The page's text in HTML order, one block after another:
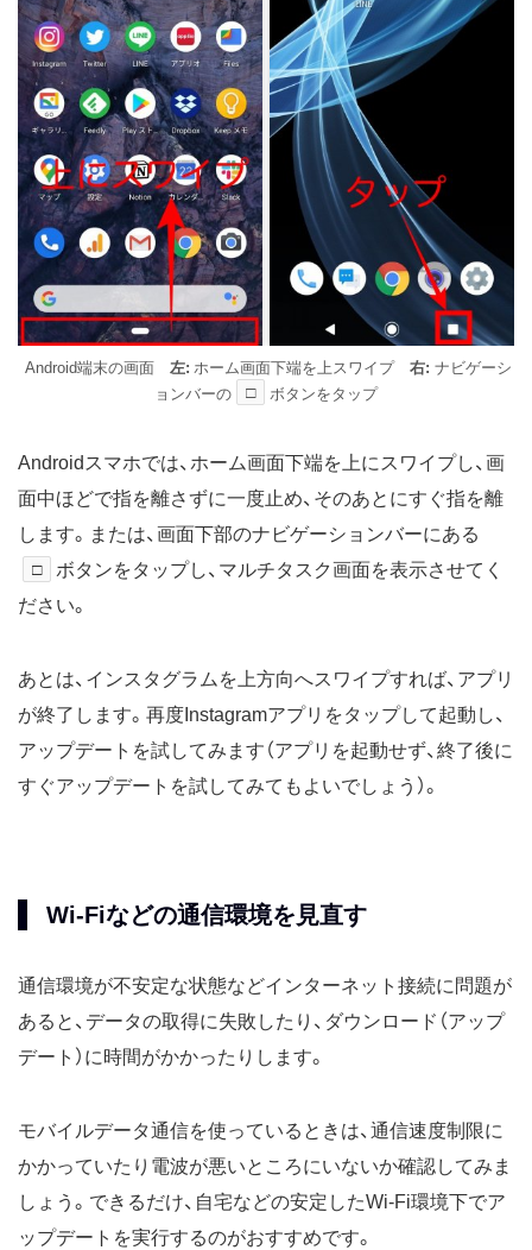
Android端末の画面 左: ホーム画面下端を上スワイプ 右: ナビゲーシ
ョンバーの
□ ボタンをタップ
Androidスマホでは、ホーム画面下端を上にスワイプし、画
面中ほどで指を離さずに一度止め、そのあとにすぐ指を離
します。または、画面下部のナビゲーションバーにある
□
ボタンをタップし、マルチタスク画面を表示させてく
ださい。
あとは、インスタグラムを上方向へスワイプすれば、アプリ
が終了します。再度Instagramアプリをタップして起動し、
アップデートを試してみます（アプリを起動せず、終了後に
すぐアップデートを試してみてもよいでしょう）。
Wi-Fiなどの通信環境を見直す
通信環境が不安定な状態などインターネット接続に問題が
あると、データの取得に失敗したり、ダウンロード（アップ
デート）に時間がかかったりします。
モバイルデータ通信を使っているときは、通信速度制限に
かかっていたり電波が悪いところにいないか確認してみま
しょう。できるだけ、自宅などの安定したWi-Fi環境下でア
ップデートを実行するのがおすすめです。